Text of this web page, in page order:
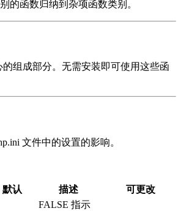
的函数归纳到杂项函数类别。
的组成部分。无需安装即可使用这些函
文件中的设置的影响。
默认 描述 可更改
FALSE 指示